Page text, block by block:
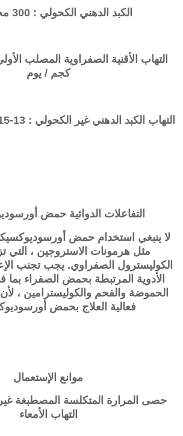
الكبد الدهني الكحولي : 300 مجم / يوم
التهاب الأقنية الصفراوية المصلب
كجم / يوم
التهاب الكبد الدهني غير الكحولي : 13-15 مجم / كجم / يوم
التفاعلات الدوائية حمض
لا ينبغي استخدام حمض
مثل هرمونات الاستروجين ، التي
الكوليسترول الصفراوي. يجب تجنب
الأدوية المرتبطة بحمض الصفراء
الحموضة والفحم والكوليسترامين ،
فعالية العلاج بحمض
موانع الإستعمال
حصى المرارة المتكلسة المصطبغة
التهاب الأمعاء